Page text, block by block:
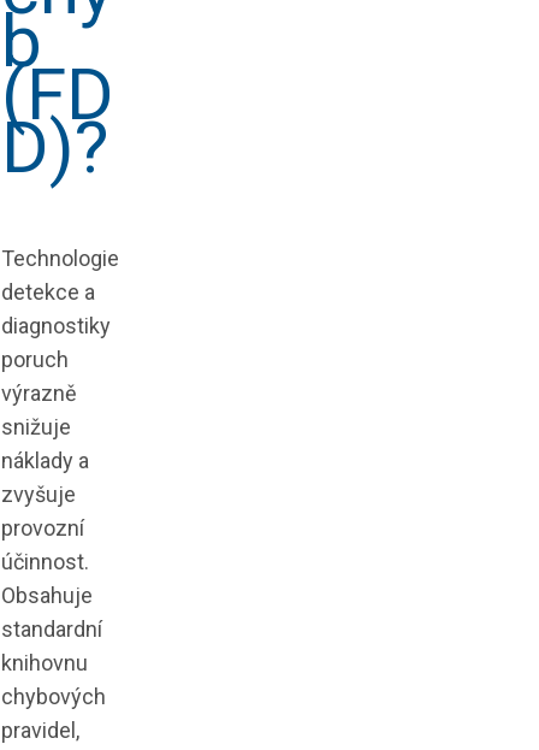
b
(FD
D)?
Technologie
detekce a
diagnostiky
poruch
výrazně
snižuje
náklady a
zvyšuje
provozní
účinnost.
Obsahuje
standardní
knihovnu
chybových
pravidel,